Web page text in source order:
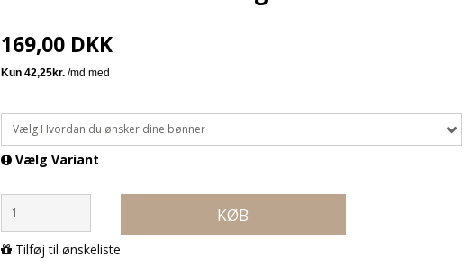
169,00 DKK
Vælg Hvordan du ønsker dine bønner
Vælg Variant
KØB
Tilføj til ønskeliste